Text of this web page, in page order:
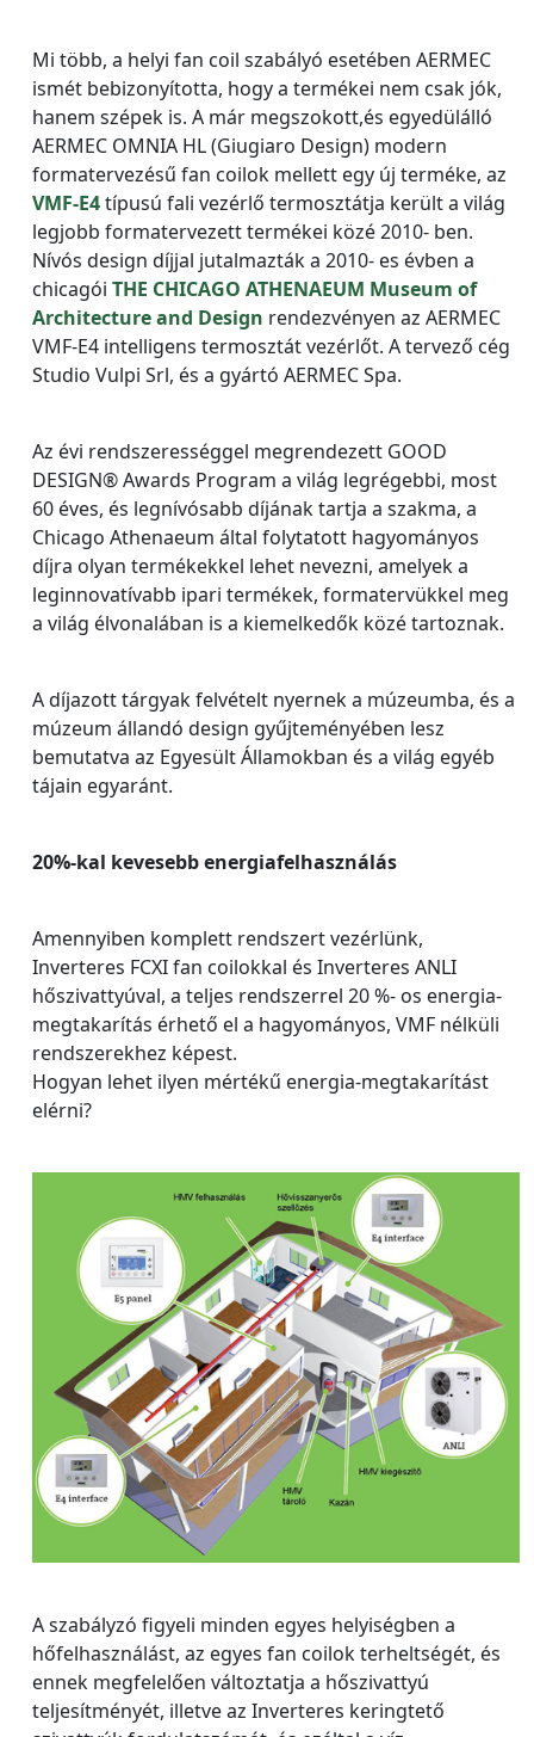
Mi több, a helyi fan coil szabályó esetében AERMEC
ismét bebizonyította, hogy a termékei nem csak jók,
hanem szépek is. A már megszokott,és egyedülálló
AERMEC OMNIA HL (Giugiaro Design) modern
formatervezésű fan coilok mellett egy új terméke, az
VMF-E4típusú fali vezérlő termosztátja került a világ
legjobb formatervezett termékei közé 2010- ben.
Nívós design díjjal jutalmazták a 2010- es évben a
chicagói THE CHICAGO ATHENAEUM Museum of
Architecture and Design rendezvényen az AERMEC
VMF-E4 intelligens termosztát vezérlőt. A tervező cég
Studio Vulpi Srl, és a gyártó AERMEC Spa.
Az évi rendszerességgel megrendezett GOOD
DESIGN® Awards Program a világ legrégebbi, most
60 éves, és legnívósabb díjának tartja a szakma, a
Chicago Athenaeum által folytatott hagyományos
díjra olyan termékekkel lehet nevezni, amelyek a
leginnovatívabb ipari termékek, formatervükkel meg
a világ élvonalában is a kiemelkedők közé tartoznak.
A díjazott tárgyak felvételt nyernek a múzeumba, és a
múzeum állandó design gyűjteményében lesz
bemutatva az Egyesült Államokban és a világ egyéb
tájain egyaránt.
20%-kal kevesebb energiafelhasználás
Amennyiben komplett rendszert vezérlünk,
Inverteres FCXI fan coilokkal és Inverteres ANLI
hőszivattyúval, a teljes rendszerrel 20 %- os energia-
megtakarítás érhető el a hagyományos, VMF nélküli
rendszerekhez képest.
Hogyan lehet ilyen mértékű energia-megtakarítást
elérni?
A szabályzó figyeli minden egyes helyiségben a
hőfelhasználást, az egyes fan coilok terheltségét, és
ennek megfelelően változtatja a hőszivattyú
teljesítményét, illetve az Inverteres keringtető